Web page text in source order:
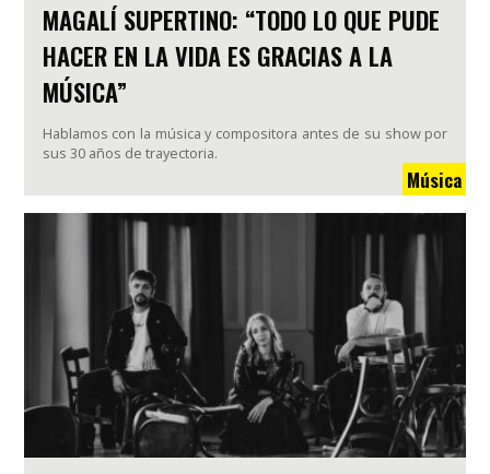
MAGALÍ SUPERTINO: “TODO LO QUE PUDE
HACER EN LA VIDA ES GRACIAS A LA
MÚSICA”
Hablamos con la música y compositora antes de su show por
sus 30 años de trayectoria.
Música